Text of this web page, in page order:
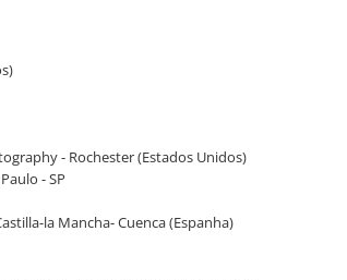
- Rochester (Estados Unidos)
- SP
la Mancha- Cuenca (Espanha)